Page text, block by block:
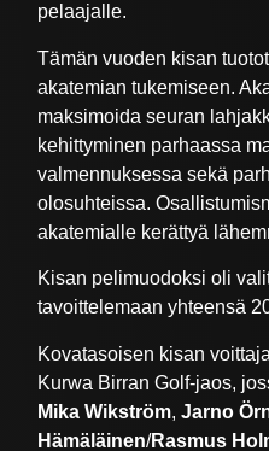
pelaajalle.
Tämän vuoden kisan
akatemian tukemiseen.
maksimoida seuran
kehittyminen parhaassa
valmennuksessa sekä
olosuhteissa.
akatemialle kerättyä
Kisan pelimuodoksi oli
tavoittelemaan yhteensä
Kovatasoisen kisan
Kurwa Birran Golf-jaos,
Mika Wikström,Jarno
Hämäläinen/Rasmus